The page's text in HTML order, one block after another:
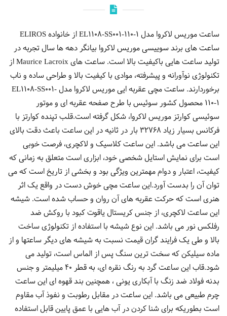
ساعت موریس لاکروا مدل EL1108-SS001-110-1 از خانواده ELIROS
ساعت های برند سوییسی موریس لاکروا بیانگر دهه ها سال تجربه در
تولید ساعت هایی باکیفیت بالا است. ساعت های Maurice Lacroix از
تکنولوژی نوآورانه و پیشرفته، موادی با کیفیت بالا و طراحی ساده و ناب
برخوردارند. ساعت مچی عقربه ایی موریس لاكروا مدل EL1108-SS001-
110-1 محصول کشور سوئیس با طرح صفحه عقربه ای و موتور
سوئیسی کوارتز موریس لاکروا، شکل گرفته است.قلب تپنده کوارتز با
فرکانس بسیار زیاد 32768 بار در ثانیه در این ساعت باعث دقت بالای
این ساعت می باشد. این ساعت کلاسیک و لاکچری، فرصت خوبی
است برای نمایش استایل شخصی خود، ابزاری است متعلق به زمانی که
کیفیت، اعتبار و دوام مهمترین ویژگی بود و بخشی از تاریخ است که می
توان آن را بدست آورد.این ساعت مچی خوش دست در واقع یک اثر
هنری است که حرکت عقربه های آن روان و حساب شده است. شیشه
این ساعت لاکچری، از جنس کریستال یاقوت کبود با روکش ضد
رفلکس نور می باشد. این نوع شیشه با استفاده از تکنولوژی ساخت
بالا و طی یک فرایند گران قیمت نسبت به شیشه های دیگر ساعتها و از
ماده سیلیکن که سخت ترین سنگ پس از الماس است، تولید می
شود.قاب این ساعت گرد به رنگ نقره ای، به قطر 40 میلیمتر و جنس
بدنه فولاد ضد زنگ با آبکاری یونی ، همچنین بند قهوه ای این ساعت
چرم طبیعی می باشد. این ساعت در مقابل رطوبت و نفوذ آب مقاوم
است بطوریکه برای شنا کردن در آب هایی با عمق پایین قابل استفاده